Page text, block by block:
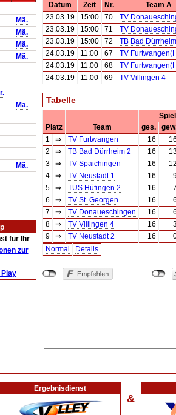
Mä.
Mä.
Mä.
Mä.
Mä.
Mä.
für Ihr
zur
Datum Zeit Nr.
Team A
23.03.19
15:00 70
TV
23.03.19
15:00 71
TV
23.03.19
15:00 72
TB Bad
24.03.19
11:00 67
TV
24.03.19
11:00 68
TV
24.03.19
11:00 69 TV Villingen 4
Tabelle
Platz
Team ges.
1
⇒ TV Furtwangen 16
2
⇒ TB Bad Dürrheim 2 16
3
⇒ TV Spaichingen 16
4
⇒ TV Neustadt 1 16
5
⇒ TUS Hüfingen 2 16
6
⇒ TV St. Georgen 16
7
⇒ TV Donaueschingen 16
8
⇒ TV Villingen 4 16
9
⇒ TV Neustadt 2 16
Normal
Details
Ergebnisdienst
&